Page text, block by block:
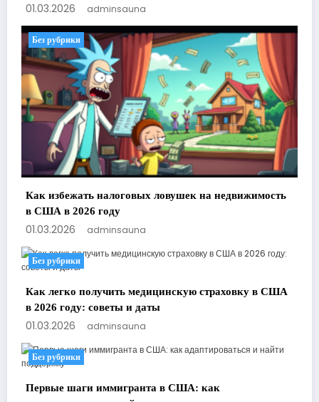
01.03.2026 adminsauna
Без рубрики
Как избежать налоговых ловушек на недвижимость
в США в 2026 году
01.03.2026 adminsauna
Без рубрики
Как легко получить медицинскую страховку в США
в 2026 году: советы и даты
01.03.2026 adminsauna
Без рубрики
Первые шаги иммигранта в США: как